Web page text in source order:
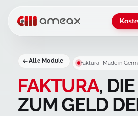
Alle Module Faktura · Made in
FAKTURA,
ZUM GELD